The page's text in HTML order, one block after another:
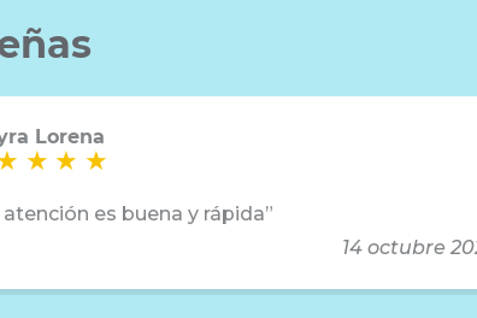
Lorena
14 octubre
atención es buena y rápida